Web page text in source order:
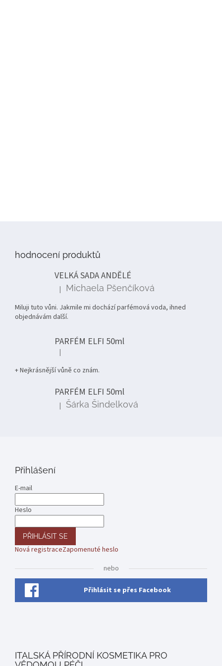
hodnocení produktů
VELKÁ SADA ANDĚLÉ
Hodnocení produktu je 5 z 5 hvězdiček.
| Michaela Pšenčíková
Miluji tuto vůni. Jakmile mi dochází parfémová voda, ihned
objednávám další.
PARFÉM ELFI 50ml
Hodnocení produktu je 5 z 5 hvězdiček.
|
+ Nejkrásnější vůně co znám.
PARFÉM ELFI 50ml
Hodnocení produktu je 5 z 5 hvězdiček.
| Šárka Šindelková
Přihlášení
E-mail
Heslo
PŘIHLÁSIT SE
Nová registraceZapomenuté heslo
nebo
Přihlásit se přes Facebook
ITALSKÁ PŘÍRODNÍ KOSMETIKA PRO